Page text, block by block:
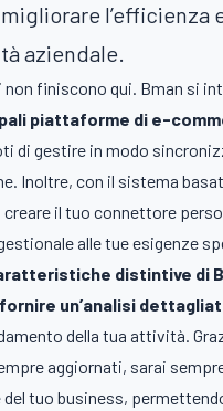
l’efficienza
aziendale.
non finiscono qui. Bman si
piattaforme di e-
di gestire in modo
Inoltre, con il sistema
il tuo connettore
alle tue esigenze
distintive di
un’analisi
della tua attività.
aggiornati, sarai
tuo business,